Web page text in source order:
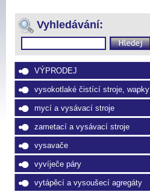
(Přejít
navigaci)
Vyhledávání:
VÝPRODEJ
vysokotlaké čistící stroje, wapky
mycí a vysávací stroje
zametací a vysávací stroje
vysavače
vyvíječe páry
vytápěcí a vysoušecí agregáty